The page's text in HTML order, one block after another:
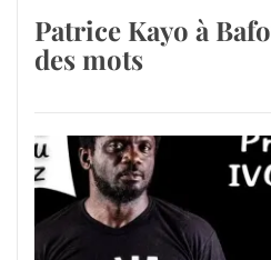
Patrice Kayo à
des mots